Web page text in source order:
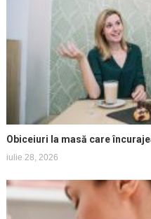
Obiceiuri la masă care
iulie 28, 2026